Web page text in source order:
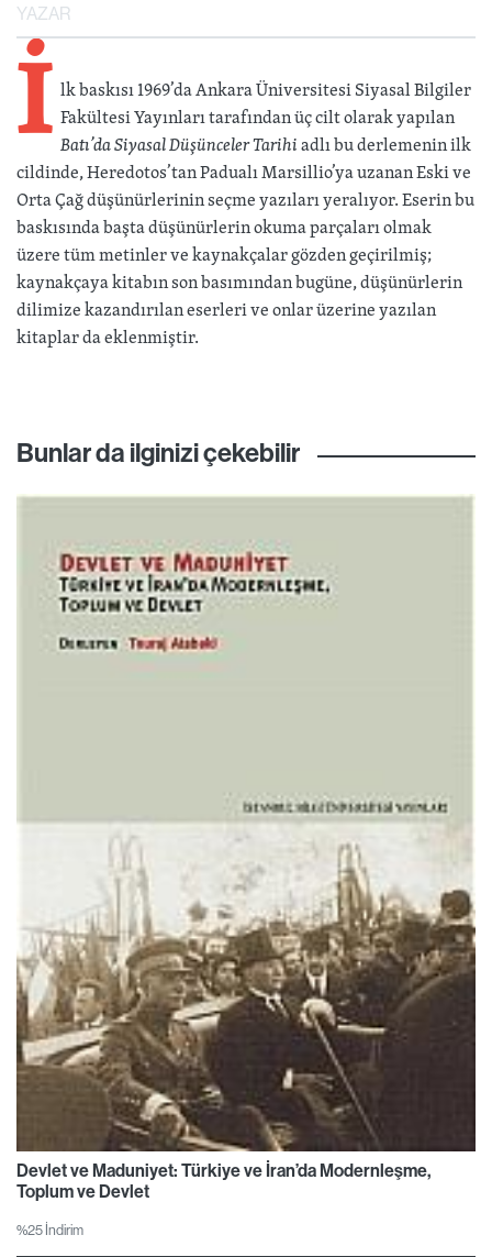
YAZAR
İlk baskısı 1969’da Ankara Üniversitesi Siyasal Bilgiler
Fakültesi Yayınları tarafından üç cilt olarak yapılan
Batı’da Siyasal Düşünceler Tarihiadlı bu derlemenin ilk
cildinde, Heredotos’tan Padualı Marsillio’ya uzanan Eski ve
Orta Çağ düşünürlerinin seçme yazıları yeralıyor. Eserin bu
baskısında başta düşünürlerin okuma parçaları olmak
üzere tüm metinler ve kaynakçalar gözden geçirilmiş;
kaynakçaya kitabın son basımından bugüne, düşünürlerin
dilimize kazandırılan eserleri ve onlar üzerine yazılan
kitaplar da eklenmiştir.
Bunlar da ilginizi çekebilir
Devlet ve Maduniyet: Türkiye ve İran’da Modernleşme,
Toplum ve Devlet
%25 İndirim